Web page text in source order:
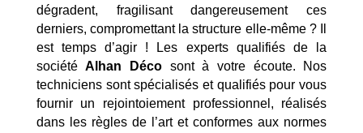
dégradent, fragilisant dangereusement ces
derniers, compromettant la structure elle-même ? Il
est temps d’agir ! Les experts qualifiés de la
sociétéAlhan Déco sont à votre écoute. Nos
techniciens sont spécialisés et qualifiés pour vous
fournir un rejointoiement professionnel, réalisés
dans les règles de l’art et conformes aux normes